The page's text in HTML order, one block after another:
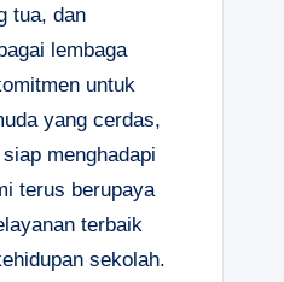
tua, dan
lembaga
untuk
yang cerdas,
menghadapi
terus berupaya
terbaik
sekolah.